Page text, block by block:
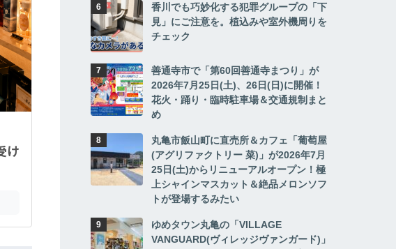
香川でも巧妙化する犯罪グループの「下
見」にご注意を。植込みや室外機周りを
チェック
善通寺市で「第60回善通寺まつり」が
2026年7月25日(土)、26日(日)に開催！
花火・踊り・臨時駐車場＆交通規制まと
め
丸亀市飯山町に直売所＆カフェ「葡萄屋
(アグリファクトリー 菜)」が2026年7月
25日(土)からリニューアルオープン！極
上シャインマスカット＆絶品メロンソフ
トが登場するみたい
ゆめタウン丸亀の「VILLAGE
VANGUARD(ヴィレッジヴァンガード)」